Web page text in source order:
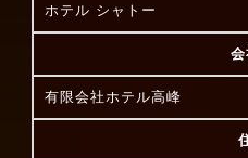
ホテル シャトー
会
有限会社ホテル高峰